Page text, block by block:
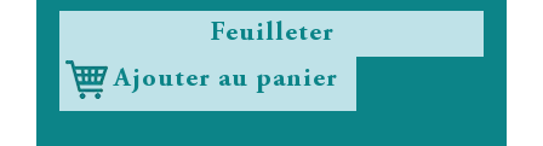
Feuilleter
Ajouter au panier